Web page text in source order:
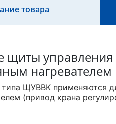
товара
щиты
нагревателем
ЩУВВК применяются
(привод крана